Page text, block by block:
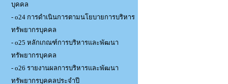
บุคคล
- o24 การดำเนินการตามนโยบายการบริหาร
ทรัพยากรบุคคล
- o25 หลักเกณฑ์การบริหารและพัฒนา
ทรัพยากรบุคคล
- o26 รายงานผลการบริหารและพัฒนา
ทรัพยากรบุคคลประจำปี